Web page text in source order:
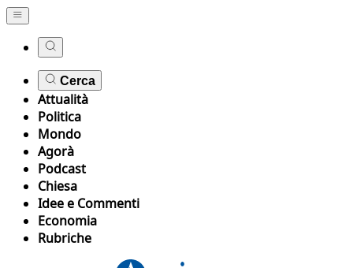
Cerca
Attualità
Politica
Mondo
Agorà
Podcast
Chiesa
Idee e Commenti
Economia
Rubriche